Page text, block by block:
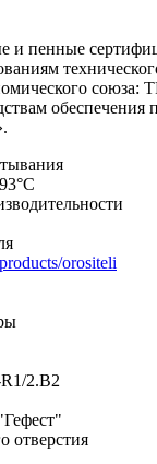
и пенные
обеспечения
orositeli
2.В2
отверстия